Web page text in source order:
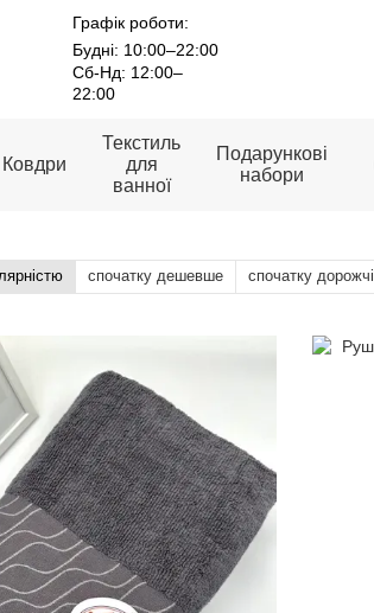
Графік роботи:
Будні: 10:00–22:00
Сб-Нд: 12:00–
22:00
Ковдри
Текстиль
для
ванної
Подарункові
набори
спочатку дешевше спочатку дорожчі